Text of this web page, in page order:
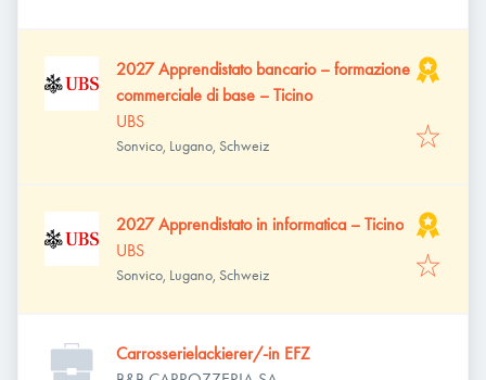
2027 Apprendistato bancario – formazione
commerciale di base – Ticino
UBS
Sonvico, Lugano, Schweiz
2027 Apprendistato in informatica – Ticino
UBS
Sonvico, Lugano, Schweiz
Carrosserielackierer/-in EFZ